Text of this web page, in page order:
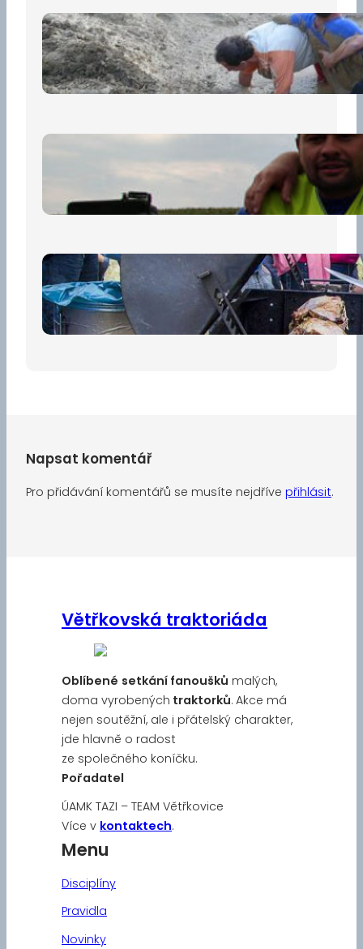
„Prase za prase“: Kdo doběhne
první, vyhraje!
30 června, 2026
Bezpečnost na prvním místě
15 května, 2026
Pro diváky
30 dubna, 2026
Napsat komentář
Pro přidávání komentářů se musíte nejdříve přihlásit.
Větřkovská traktoriáda
Oblíbené setkání fanoušků malých,
doma vyrobených traktorků. Akce má
nejen soutěžní, ale i přátelský charakter,
jde hlavně o radost
ze společného koníčku.
Pořadatel
ÚAMK TAZI – TEAM Větřkovice
Více v kontaktech.
Menu
Disciplíny
Pravidla
Novinky